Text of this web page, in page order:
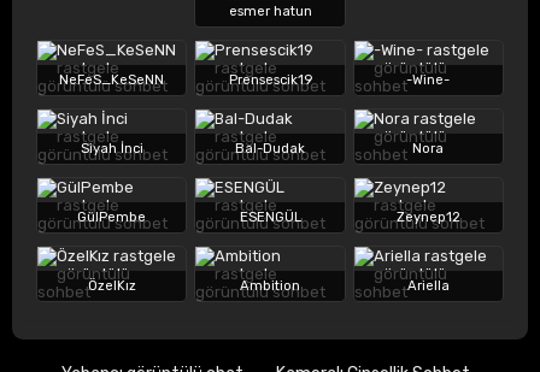
esmer hatun
NeFeS_KeSeNN Prensescik19 -Wine-
Siyah İnci Bal-Dudak Nora
GülPembe ESENGÜL Zeynep12
ÖzelKız Ambition Ariella